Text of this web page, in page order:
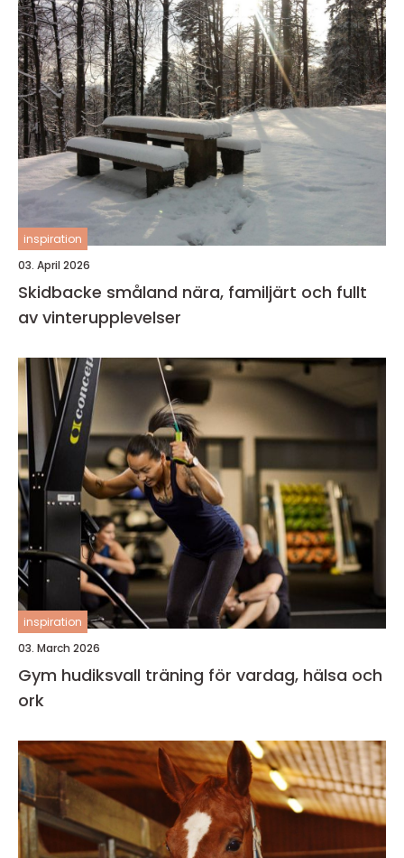
inspiration
03. April 2026
Skidbacke småland nära, familjärt och fullt
av vinterupplevelser
inspiration
03. March 2026
Gym hudiksvall träning för vardag, hälsa och
ork